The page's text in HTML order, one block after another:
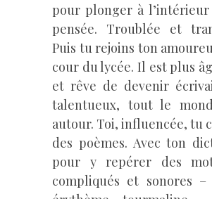
pour plonger à
pensée. Troublée et
Puis tu rejoins ton
cour du lycée. Il est plus
et rêve de devenir
talentueux, tout le
autour. Toi, influencée, tu
des poèmes. Avec ton
pour y repérer des
compliqués et sonores –